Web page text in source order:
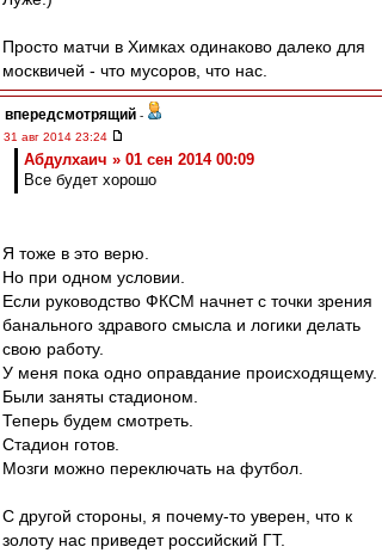
Просто матчи в Химках одинаково далеко для
москвичей - что мусоров, что нас.
впередсмотрящий -
31 авг 2014 23:24
Абдулхаич » 01 сен 2014 00:09
Все будет хорошо
Я тоже в это верю.
Но при одном условии.
Если руководство ФКСМ начнет с точки зрения
банального здравого смысла и логики делать
свою работу.
У меня пока одно оправдание происходящему.
Были заняты стадионом.
Теперь будем смотреть.
Стадион готов.
Мозги можно переключать на футбол.
С другой стороны, я почему-то уверен, что к
золоту нас приведет российский ГТ.